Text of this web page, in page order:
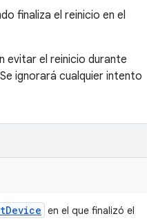
finaliza el reinicio en el
evitar el reinicio durante
ignorará cualquier intento
Device en el que finalizó el